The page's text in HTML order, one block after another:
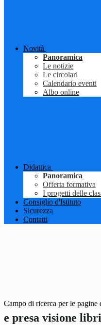
Novità
Panoramica
Le notizie
Le circolari
Calendario eventi
Albo online
Didattica
Panoramica
Offerta formativa
I progetti delle
Consiglio d'Istituto
Sicurezza
Contatti
Campo di ricerca per le pagine
e presa visione